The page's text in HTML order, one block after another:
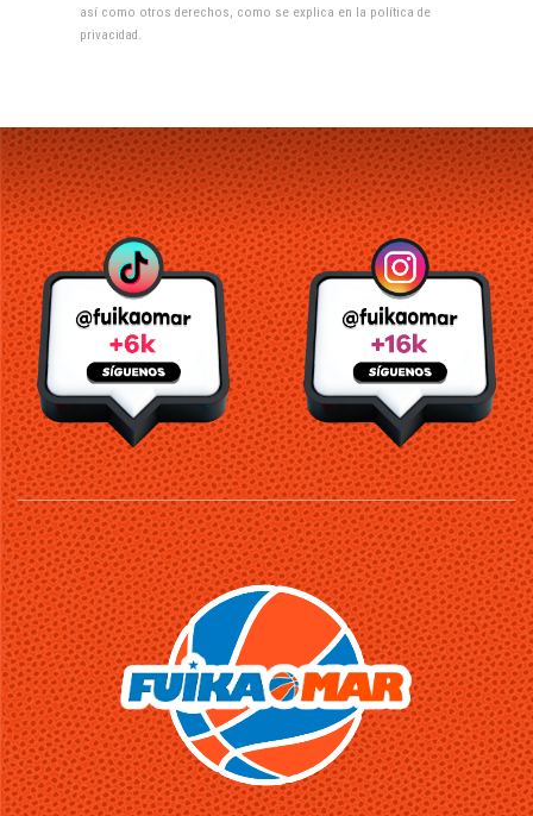
así como otros derechos, como se explica en la política de
privacidad .